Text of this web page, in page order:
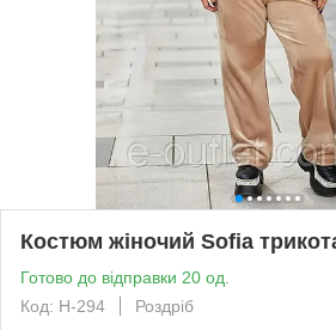
Костюм жіночий Sofia
Готово до відправки 20 од.
Код: Н-294
Роздріб